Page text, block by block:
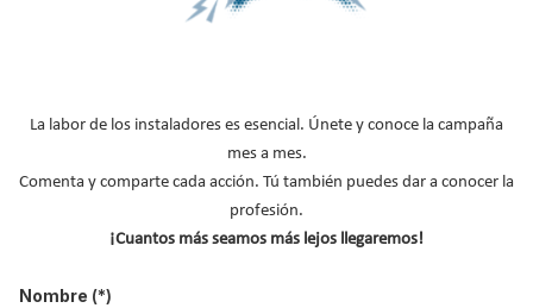
red de distribución, que ofrece la posibilidad de ganar 1
Leer más ...
Ariston pone en marcha cursos
WEBINARS gratuitos para
instaladores, arquitectos y
La labor de los instaladores es esencial. Únete y conoce la campaña
mes a mes.
Comenta y comparte cada acción. Tú también puedes dar a conocer la
profesión.
¡Cuantos más seamos más lejos llegaremos!
Nombre (*)